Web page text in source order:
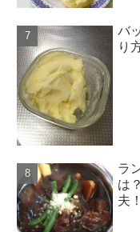
バ
り
ラ
は
夫！